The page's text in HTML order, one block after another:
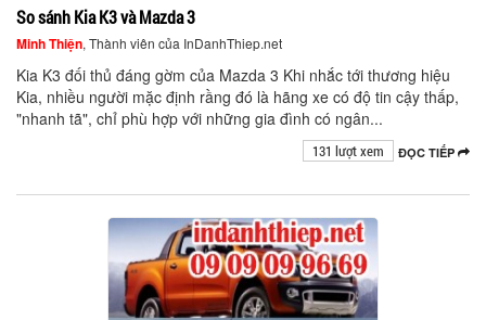
So sánh Kia K3 và Mazda 3
Minh Thiện, Thành viên của InDanhThiep.net
Kia K3 đối thủ đáng gờm của Mazda 3 Khi nhắc tới thương hiệu
Kia, nhiều người mặc định rầng đó là hãng xe có độ tin cậy thấp,
"nhanh tã", chỉ phù hợp với những gia đình có ngân...
ĐỌC TIẾP
131 lượt xem